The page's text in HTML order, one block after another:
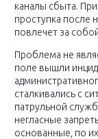
каналы сбыта.
проступка после
повлечет за
Проблема не
поле вышли
сталкивались с
патрульной
негласные
основанные, по